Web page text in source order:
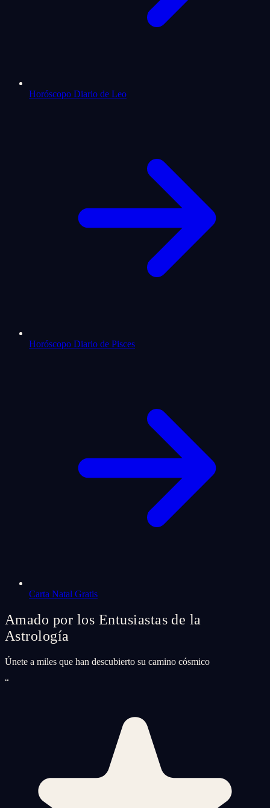
Horóscopo Diario de Leo
Horóscopo Diario de Pisces
Carta Natal Gratis
Amado por los Entusiastas de la
Astrología
Únete a miles que han descubierto su camino cósmico
“